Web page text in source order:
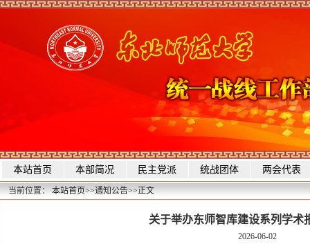
本站首页 本部简况 民主党派 统战团体 两会代表
当前位置：本站首页>>通知公告>>正文
关于举办东师智库建设系列学术
2026-06-02